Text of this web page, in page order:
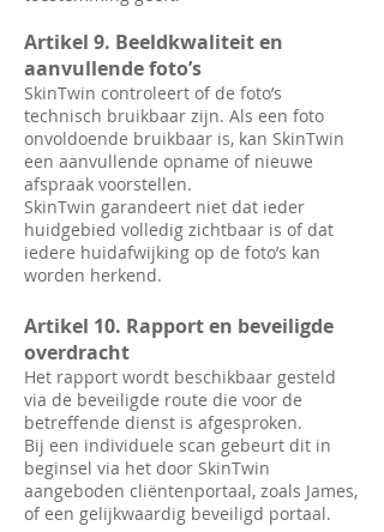
Artikel 9. Beeldkwaliteit en
aanvullende foto’s
SkinTwin controleert of de foto’s
technisch bruikbaar zijn. Als een foto
onvoldoende bruikbaar is, kan SkinTwin
een aanvullende opname of nieuwe
afspraak voorstellen.
SkinTwin garandeert niet dat ieder
huidgebied volledig zichtbaar is of dat
iedere huidafwijking op de foto’s kan
worden herkend.
Artikel 10. Rapport en beveiligde
overdracht
Het rapport wordt beschikbaar gesteld
via de beveiligde route die voor de
betreffende dienst is afgesproken.
Bij een individuele scan gebeurt dit in
beginsel via het door SkinTwin
aangeboden cliëntenportaal, zoals James,
of een gelijkwaardig beveiligd portaal.